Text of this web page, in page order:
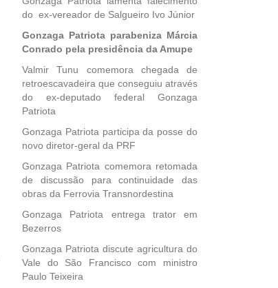
do ex-vereador de Salgueiro Ivo Júnior
Gonzaga Patriota parabeniza Márcia
Conrado pela presidência da Amupe
Valmir Tunu comemora chegada de
retroescavadeira que conseguiu através
do ex-deputado federal Gonzaga
Patriota
Gonzaga Patriota participa da posse do
novo diretor-geral da PRF
Gonzaga Patriota comemora retomada
de discussão para continuidade das
obras da Ferrovia Transnordestina
Gonzaga Patriota entrega trator em
Bezerros
Gonzaga Patriota discute agricultura do
Vale do São Francisco com ministro
Paulo Teixeira